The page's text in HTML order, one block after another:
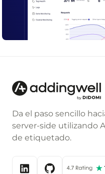
Da el paso sencillo
server-side utilizando
de etiquetado.